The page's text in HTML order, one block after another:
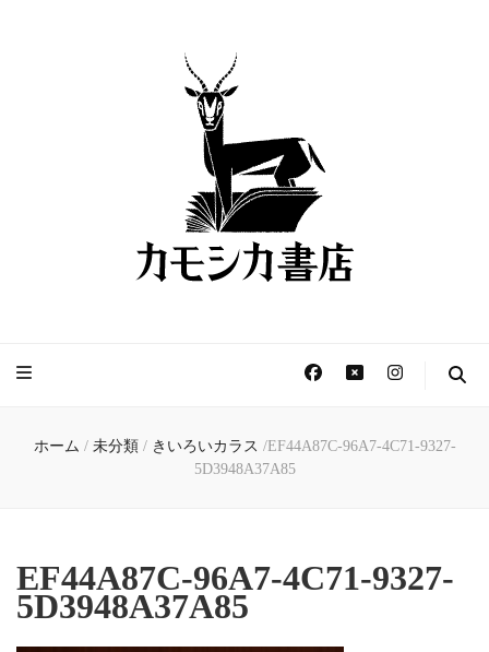
店と古本屋、読書用カ
ホーム / 未分類 / きいろいカラス /EF44A87C-96A7-4C71-9327-
5D3948A37A85
EF44A87C-96A7-4C71-9327-
5D3948A37A85